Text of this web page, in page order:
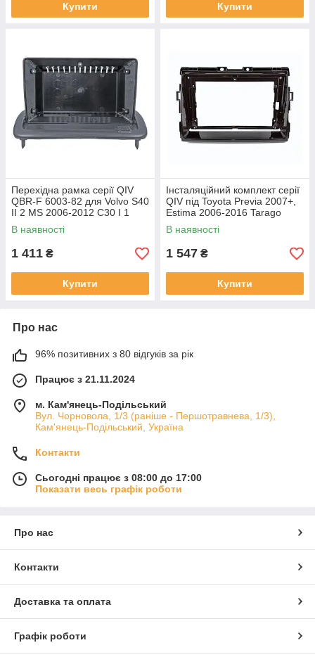
Купити Купити
Перехідна рамка серії QIV
QBR-F 6003-82 для Volvo S40
II 2 MS 2006-2012 C30 I 1
2006-2013 C70 II 2 2004-2010
9 дюймів
В наявності
1 411 ₴
Купити
Інсталяційний комплект серії
QIV під Toyota Previa 2007+,
Estima 2006-2016 Tarago
2007-2016 (W1) 9 дюймів
В наявності
1 547 ₴
Купити
Про нас
96% позитивних з 80 відгуків за рік
Працює з 21.11.2024
м. Кам'янець-Подільський
Вул. Чорновола, 1/3 (раніше - Першотравнева, 1/3),
Кам'янець-Подільський, Україна
Контакти
Сьогодні працює з 08:00 до 17:00
Показати весь графік роботи
Про нас
Контакти
Доставка та оплата
Графік роботи